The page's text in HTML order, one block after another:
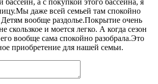
даже всей семьей там спокойно
вообще раздолье.Покрытие очень
скользкое и моется легко. А когда сезон
вообще сама спокойно разобрала.Это
приобретение для нашей семьи.